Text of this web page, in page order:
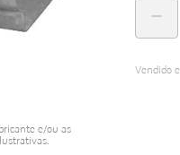
e/ou as
Vendido